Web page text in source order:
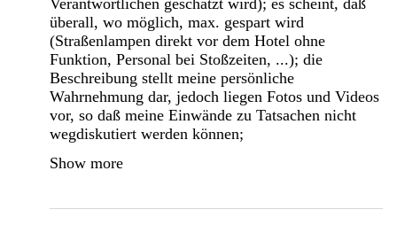
überall, wo möglich, max. gespart wird
(Straßenlampen direkt vor dem Hotel ohne
Funktion, Personal bei Stoßzeiten, ...); die
Beschreibung stellt meine persönliche
Wahrnehmung dar, jedoch liegen Fotos und Videos
vor, so daß meine Einwände zu Tatsachen nicht
wegdiskutiert werden können;
Show more